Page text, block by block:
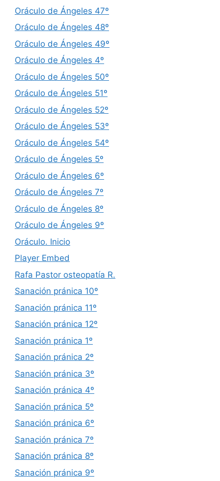
Oráculo de Ángeles 47º
Oráculo de Ángeles 48º
Oráculo de Ángeles 49º
Oráculo de Ángeles 4º
Oráculo de Ángeles 50º
Oráculo de Ángeles 51º
Oráculo de Ángeles 52º
Oráculo de Ángeles 53º
Oráculo de Ángeles 54º
Oráculo de Ángeles 5º
Oráculo de Ángeles 6º
Oráculo de Ángeles 7º
Oráculo de Ángeles 8º
Oráculo de Ángeles 9º
Oráculo. Inicio
Player Embed
Rafa Pastor osteopatía R.
Sanación pránica 10º
Sanación pránica 11º
Sanación pránica 12º
Sanación pránica 1º
Sanación pránica 2º
Sanación pránica 3º
Sanación pránica 4º
Sanación pránica 5º
Sanación pránica 6º
Sanación pránica 7º
Sanación pránica 8º
Sanación pránica 9º